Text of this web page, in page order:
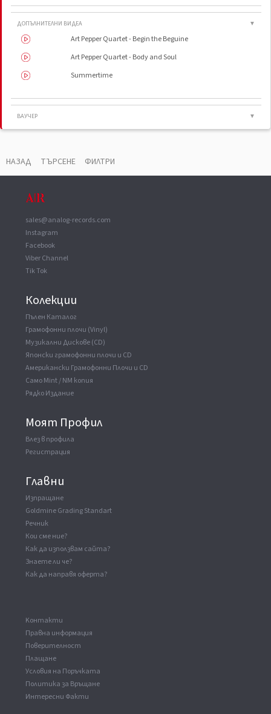
ДОПЪЛНИТЕЛНИ ВИДЕА ▼
Art Pepper Quartet - Begin the Beguine
Art Pepper Quartet - Body and Soul
Summertime
ВАУЧЕР ▼
Record Company
Universal Classics & Jazz
НАЗАД ТЪРСЕНЕ ФИЛТРИ
sales@analog-records.com
Instagram
Facebook
Viber Channel
Tik Tok
Колекции
Пълен Каталог
Грамофонни плочи (Vinyl)
Музикални Дискове (CD)
Японски грамофонни плочи и CD
Американски Грамофонни Плочи и CD
Само Mint / NM копия
Рядко Издание
Моят Профил
Влез в профила
Регистрация
Главни
Изпращане
Goldmine Grading Standart
Речник
Кои сме ние?
Как да използвам сайта?
Знаете ли че?
Как да направя оферта?
Kонтакти
Правна информация
Поверителност
Плащане
Условия на Поръчката
Политика за Връщане
Интересни Факти